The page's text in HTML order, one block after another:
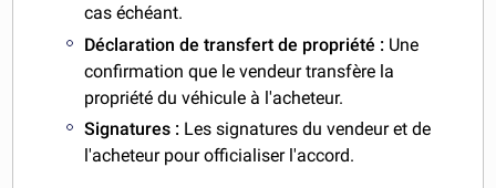
cas échéant.
Déclaration de transfert de propriété : Une
confirmation que le vendeur transfère la
propriété du véhicule à l'acheteur.
Signatures : Les signatures du vendeur et de
l'acheteur pour officialiser l'accord.